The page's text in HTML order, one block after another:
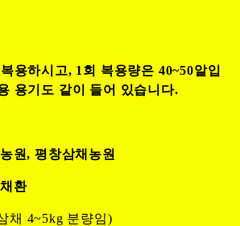
용하시고, 1회 복용량은 40~50알입
용기도 같이 들어 있습니다.
원, 평창삼채농원
환
채 4~5kg 분량임)